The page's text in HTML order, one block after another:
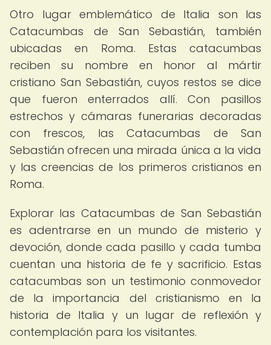
Otro lugar emblemático de Italia son las
Catacumbas de San Sebastián, también
ubicadas en Roma. Estas catacumbas
reciben su nombre en honor al mártir
cristiano San Sebastián, cuyos restos se dice
que fueron enterrados allí. Con pasillos
estrechos y cámaras funerarias decoradas
con frescos, las Catacumbas de San
Sebastián ofrecen una mirada única a la vida
y las creencias de los primeros cristianos en
Roma.
Explorar las Catacumbas de San Sebastián
es adentrarse en un mundo de misterio y
devoción, donde cada pasillo y cada tumba
cuentan una historia de fe y sacrificio. Estas
catacumbas son un testimonio conmovedor
de la importancia del cristianismo en la
historia de Italia y un lugar de reflexión y
contemplación para los visitantes.